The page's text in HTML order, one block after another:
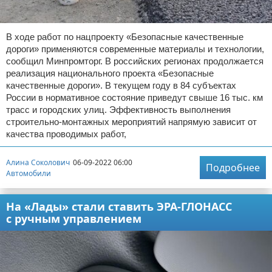
В ходе работ по нацпроекту «Безопасные качественные
дороги» применяются современные материалы и технологии,
сообщил Минпромторг. В российских регионах продолжается
реализация национального проекта «Безопасные
качественные дороги». В текущем году в 84 субъектах
России в нормативное состояние приведут свыше 16 тыс. км
трасс и городских улиц. Эффективность выполнения
строительно-монтажных мероприятий напрямую зависит от
качества проводимых работ,
Алина Соколович 06-09-2022 06:00
Автомобили
Подробнее
На «Лады» стали ставить ЭРА-ГЛОНАСС
с ручным управлением